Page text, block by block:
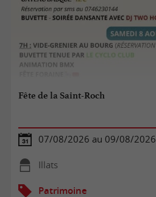
Fête de la Saint-Roch
07/08/2026 au 09/08/2026
Illats
Patrimoine